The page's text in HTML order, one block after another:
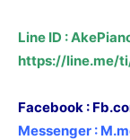
Line ID :
https://line.me/ti/
Facebook :
Messenger :